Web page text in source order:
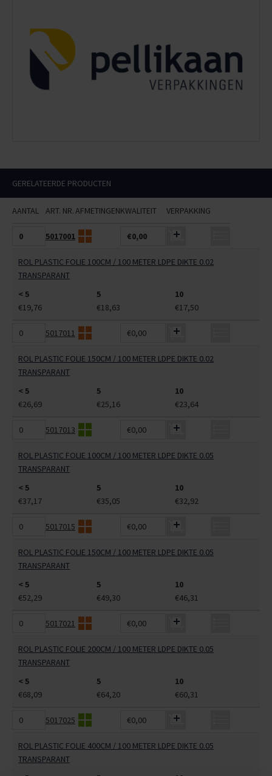
GERELATEERDE PRODUCTEN
AANTAL ART. NR.AFMETINGENKWALITEIT VERPAKKING
5017001 €0,00
ROL PLASTIC FOLIE 100CM / 100 METER LDPE DIKTE 0.02
TRANSPARANT
< 5
5
10
€19,76
€18,63 €17,50
5017011 €0,00
ROL PLASTIC FOLIE 150CM / 100 METER LDPE DIKTE 0.02
TRANSPARANT
< 5
5
10
€26,69
€25,16 €23,64
5017013 €0,00
ROL PLASTIC FOLIE 100CM / 100 METER LDPE DIKTE 0.05
TRANSPARANT
< 5
5
10
€37,17
€35,05 €32,92
5017015 €0,00
ROL PLASTIC FOLIE 150CM / 100 METER LDPE DIKTE 0.05
TRANSPARANT
< 5
5
10
€52,29
€49,30 €46,31
5017021 €0,00
ROL PLASTIC FOLIE 200CM / 100 METER LDPE DIKTE 0.05
TRANSPARANT
< 5
5
10
€68,09
€64,20 €60,31
5017025 €0,00
ROL PLASTIC FOLIE 400CM / 100 METER LDPE DIKTE 0.05
TRANSPARANT